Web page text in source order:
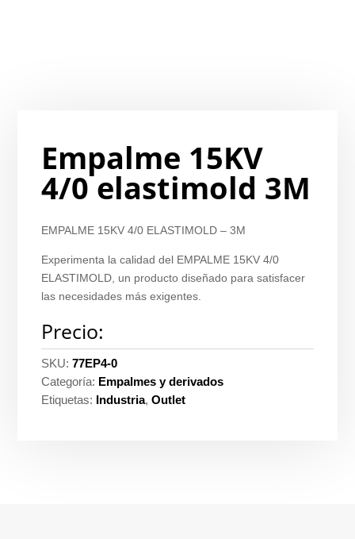
Empalme 15KV
4/0 elastimold 3M
EMPALME 15KV 4/0 ELASTIMOLD – 3M
Experimenta la calidad del EMPALME 15KV 4/0
ELASTIMOLD, un producto diseñado para satisfacer
las necesidades más exigentes.
Precio:
SKU:77EP4-0
Categoría: Empalmes y derivados
Etiquetas: Industria,Outlet